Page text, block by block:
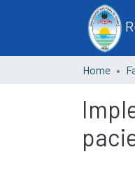
Home